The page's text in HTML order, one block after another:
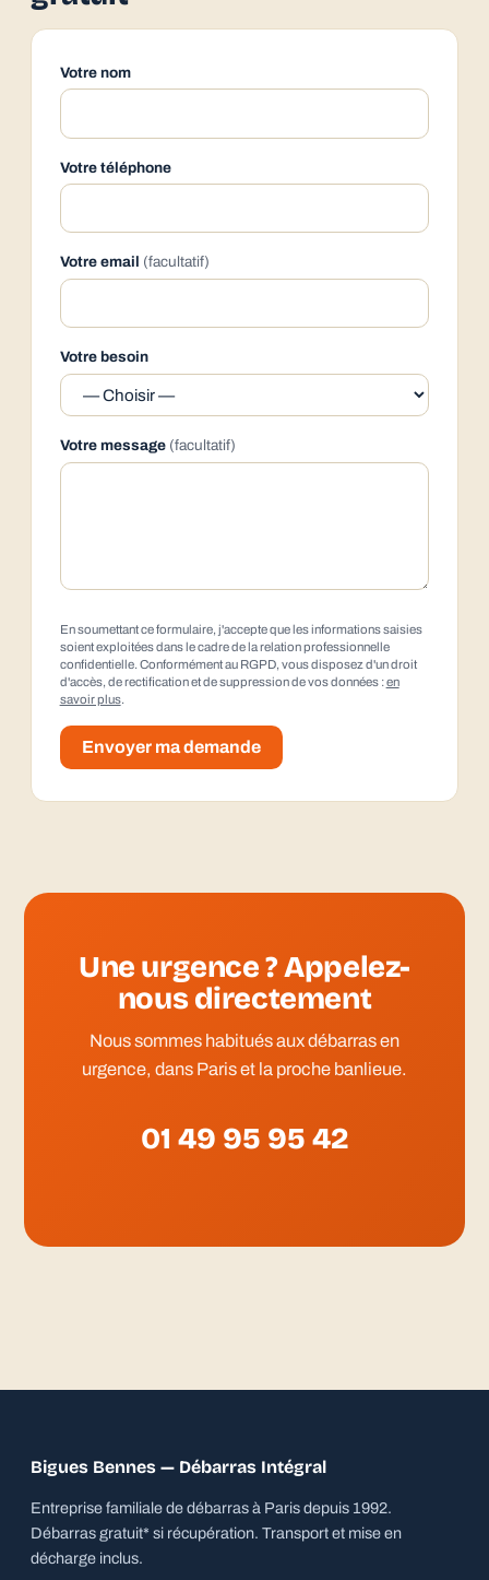
Votre nom
Votre téléphone
Votre email (facultatif)
Votre besoin
Votre message (facultatif)
En soumettant ce formulaire, j'accepte que les informations saisies
soient exploitées dans le cadre de la relation professionnelle
confidentielle. Conformément au RGPD, vous disposez d'un droit
d'accès, de rectification et de suppression de vos données :en
savoir plus.
Envoyer ma demande
Une urgence ? Appelez-
nous directement
Nous sommes habitués aux débarras en
urgence, dans Paris et la proche banlieue.
01 49 95 95 42
Bigues Bennes — Débarras Intégral
Entreprise familiale de débarras à Paris depuis 1992.
Débarras gratuit* si récupération. Transport et mise en
décharge inclus.